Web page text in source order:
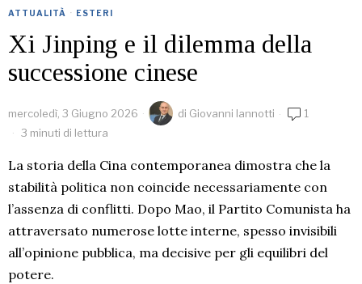
ATTUALITÀ · ESTERI
Xi Jinping e il dilemma della
successione cinese
mercoledì, 3 Giugno 2026 di Giovanni Iannotti
1
3 minuti di lettura
La storia della Cina contemporanea dimostra che la
stabilità politica non coincide necessariamente con
l’assenza di conflitti. Dopo Mao, il Partito Comunista ha
attraversato numerose lotte interne, spesso invisibili
all’opinione pubblica, ma decisive per gli equilibri del
potere.